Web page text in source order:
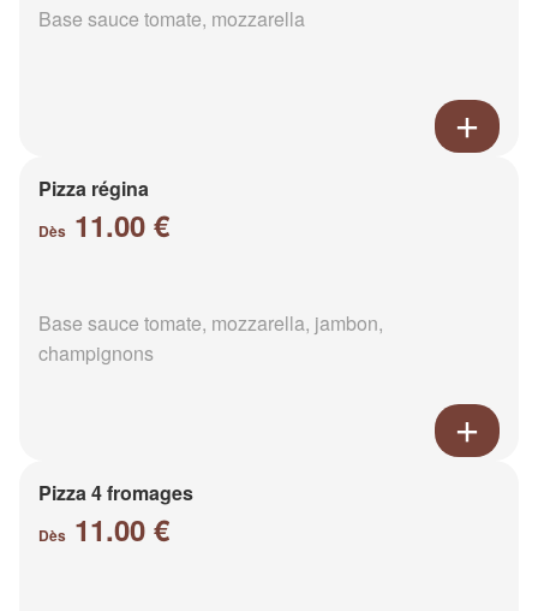
Base sauce tomate, mozzarella
Pizza régina
Dès 11.00 €
Base sauce tomate, mozzarella, jambon,
champignons
Pizza 4 fromages
Dès 11.00 €